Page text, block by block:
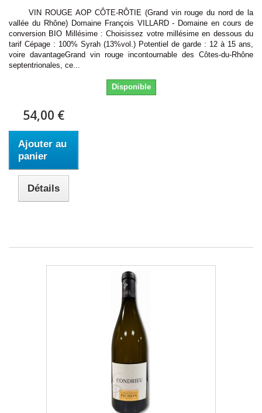
VIN ROUGE AOP CÔTE-RÔTIE (Grand vin rouge du nord de la
vallée du Rhône) Domaine François VILLARD - Domaine en cours de
conversion BIO Millésime : Choisissez votre millésime en dessous du
tarif Cépage : 100% Syrah (13%vol.) Potentiel de garde : 12 à 15 ans,
voire davantageGrand vin rouge incontournable des Côtes-du-Rhône
septentrionales, ce...
Disponible
54,00 €
Ajouter au
panier
Détails